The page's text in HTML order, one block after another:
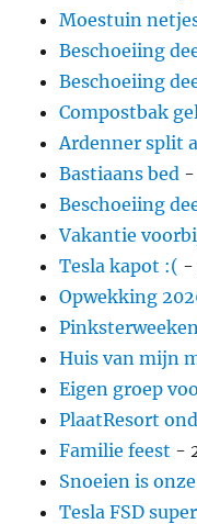
Moestuin
Beschoeiing
Beschoeiing
Compostbak
Ardenner split
Bastiaans bed -
Beschoeiing
Vakantie
Tesla kapot :( -
Opwekking
Huis van mijn
Eigen groep
PlaatResort
Familie feest -
Snoeien is
Tesla FSD